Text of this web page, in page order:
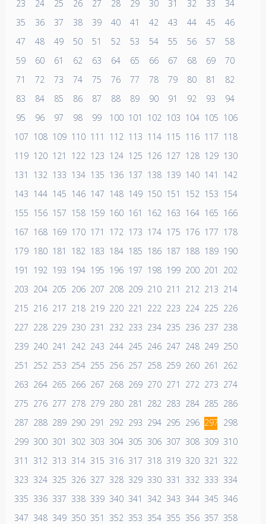
23 24 25 26 27 28 29 30 31 32 33
34
35
36 37 38 39 40 41 42 43 44 45
46
47
48 49 50 51 52 53 54 55 56 57
58
59
60 61 62 63 64 65 66 67 68 69
70
71
72 73 74 75 76 77 78 79 80 81
82
83
84 85 86 87 88 89 90 91 92 93
94
95
96 97 98 99 100 101 102 103 104 105 106
107 108 109 110 111 112 113 114 115 116 117 118
119 120 121 122 123 124 125 126 127 128 129 130
131
132 133 134 135 136 137 138 139 140 141
142
143 144 145 146 147 148 149 150 151 152 153 154
155 156 157 158 159 160 161 162 163 164 165 166
167 168 169 170 171 172 173 174 175 176 177 178
179 180 181 182 183 184 185 186 187 188 189 190
191
192 193 194 195 196 197 198 199 200 201
202
203 204 205 206 207 208 209 210 211 212 213 214
215 216 217 218 219 220 221 222 223 224 225 226
227 228 229 230 231 232 233 234 235 236 237 238
239 240 241 242 243 244 245 246 247 248 249 250
251
252 253 254 255 256 257 258 259 260 261
262
263 264 265 266 267 268 269 270 271 272 273 274
275 276 277 278 279 280 281 282 283 284 285 286
287 288 289 290 291 292 293 294 295 296 297 298
299 300 301 302 303 304 305 306 307 308 309 310
311
312 313 314 315 316 317 318 319 320 321
322
323 324 325 326 327 328 329 330 331 332 333 334
335 336 337 338 339 340 341 342 343 344 345 346
347 348 349 350 351 352 353 354 355 356 357 358